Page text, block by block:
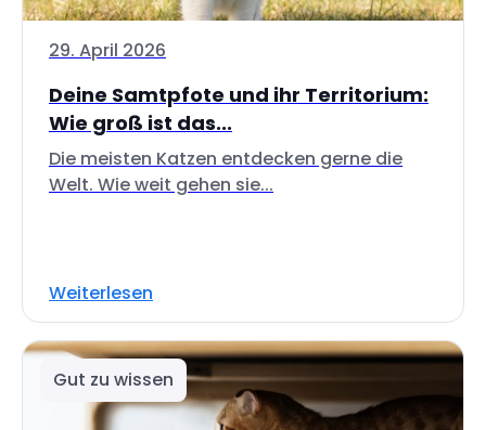
29. April 2026
Deine Samtpfote und ihr Territorium:
Wie groß ist das...
Die meisten Katzen entdecken gerne die
Welt. Wie weit gehen sie...
Weiterlesen
Gut zu wissen